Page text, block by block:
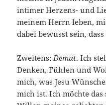
intimer Herzens- und
meinem Herrn leben,
dabei bewusst sein,
Zweitens:Demut. Ich
Denken, Fühlen und
mich, was Jesu
mich ist. Ich möchte